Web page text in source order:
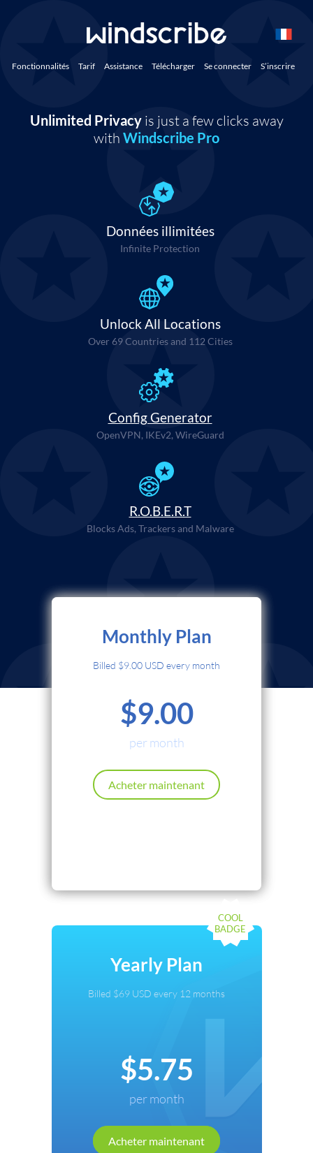
Fonctionnalités Tarif Assistance Télécharger Se connecter S’inscrire
Unlimited Privacyis just a few clicks away
with Windscribe Pro
Données illimitées
Infinite Protection
Unlock All Locations
Over 69 Countries and 112 Cities
Config Generator
OpenVPN, IKEv2, WireGuard
R.O.B.E.R.T
Blocks Ads, Trackers and Malware
Monthly Plan
Billed $9.00 USD every month
$9.00
per month
Acheter maintenant
Cryptocurrency
Local Payments
Renews automatically. Cancel anytime.
COOL
BADGE
Yearly Plan
Billed $69 USD every 12 months
$5.75
per month
Acheter maintenant
Sélectionner un mode de paiement
Local Payments
Renews automatically. Cancel anytime.